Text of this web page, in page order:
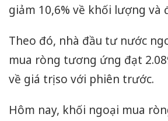
giảm 10,6% về khối lượng và
Theo đó, nhà đầu tư nước
mua ròng tương ứng đạt
về giá trị so với phiên trước.
Hôm nay, khối ngoại mua